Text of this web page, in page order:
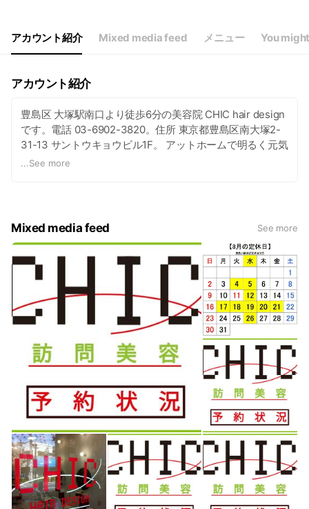
アカウント紹介 Mixed media feed メニュー You
アカウント紹介
豊島区 大塚駅南口より徒歩6分の美容院 CHIC hair design
です。電話 03-6902-3820。住所 東京都豊島区南大塚2-
31-13 サントウキョウビル1F。 アットホームで明るく元気
なスタッフがカットはもちろんの事、パーマやカラーそし
豊島区南大塚ではCHIC（シック）だけが扱っている
armada-styleの「悪魔の水」を配合させた施術には驚きの
結果に！！髪のダメージでお困りの方！パーマやカラーで
ダメージを気にされる方は「電子トリートメント」で解決
します！ 天然のヘナや水といった安心・安全のメニューを
ご用意させていただいています。 「もう一つのわが家」
そんなサロンを目指してこれからも頑張っていきたいと思
います CHICでの情報はLINE以外でも配信しております 是
非、コチラもチェックして下さいね。
HP→http://www.chics.jp/Blog→http://chic-hair-
Facebook→https://www.facebook.com/chics49
Twitter→
https://twitter.com/CHIC_49
Instagram→https://www.instagram.com/chics_49/
YouTube→https://www.youtube.com/channel/UC9Ks-
hrGiSj1hDvSmaZIBlQ
...See more
Mixed media feed See more